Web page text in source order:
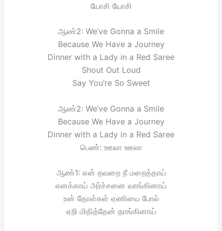
யோசி யோசி
ஆண்2: We’ve Gonna a Smile
Because We Have a Journey
Dinner with a Lady in a Red Saree
Shout Out Loud
Say You’re So Sweet
ஆண்2: We’ve Gonna a Smile
Because We Have a Journey
Dinner with a Lady in a Red Saree
பெண்: ஊலா ஊலா
ஆண்1: என் தவறை நீ மறைத்தாய்
எனக்காய் அர்ச்சனை வாங்கினாய்
உன் தோள்கள் ஏணியை போல்
ஏறி மிதித்தேன் தாங்கினாய்